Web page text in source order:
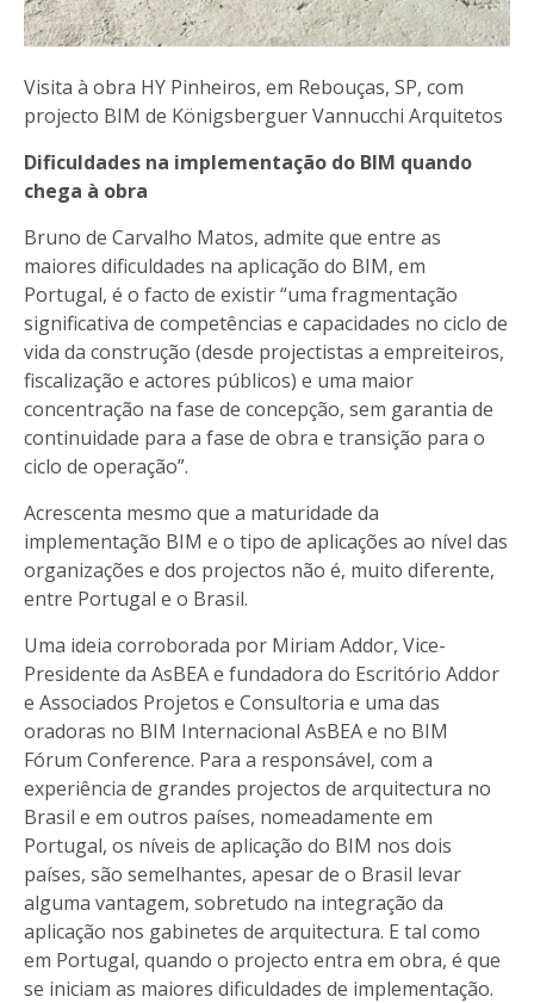
Visita à obra HY Pinheiros, em Rebouças, SP, com
projecto BIM de Königsberguer Vannucchi Arquitetos
Dificuldades na implementação do BIM quando
chega à obra
Bruno de Carvalho Matos, admite que entre as
maiores dificuldades na aplicação do BIM, em
Portugal, é o facto de existir “uma fragmentação
significativa de competências e capacidades no ciclo de
vida da construção (desde projectistas a empreiteiros,
fiscalização e actores públicos) e uma maior
concentração na fase de concepção, sem garantia de
continuidade para a fase de obra e transição para o
ciclo de operação”.
Acrescenta mesmo que a maturidade da
implementação BIM e o tipo de aplicações ao nível das
organizações e dos projectos não é, muito diferente,
entre Portugal e o Brasil.
Uma ideia corroborada por Miriam Addor, Vice-
Presidente da AsBEA e fundadora do Escritório Addor
e Associados Projetos e Consultoria e uma das
oradoras no BIM Internacional AsBEA e no BIM
Fórum Conference. Para a responsável, com a
experiência de grandes projectos de arquitectura no
Brasil e em outros países, nomeadamente em
Portugal, os níveis de aplicação do BIM nos dois
países, são semelhantes, apesar de o Brasil levar
alguma vantagem, sobretudo na integração da
aplicação nos gabinetes de arquitectura. E tal como
em Portugal, quando o projecto entra em obra, é que
se iniciam as maiores dificuldades de implementação.